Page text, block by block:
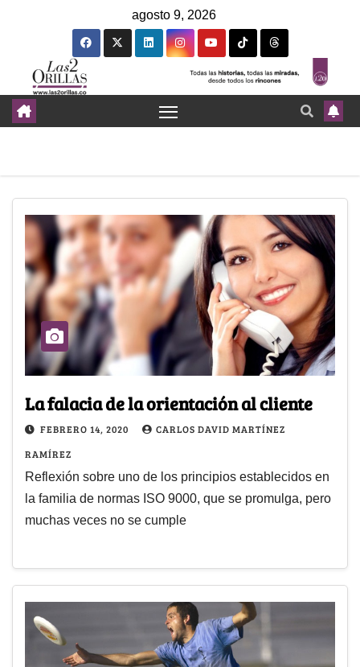
agosto 9, 2026
La falacia de la orientación al cliente
FEBRERO 14, 2020
CARLOS DAVID MARTÍNEZ
RAMÍREZ
Reflexión sobre uno de los principios establecidos en
la familia de normas ISO 9000, que se promulga, pero
muchas veces no se cumple